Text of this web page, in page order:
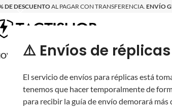
⚠️ Envíos de
El servicio de envíos para réplicas está
tenemos que hacer temporalmente de
para recibir la guía de envío demorará más
DE DESCUENTOAL PAGAR CON TRANSFERENCIA. ENVÍO
RÉPLICASPARTES Y ACCESORIOS